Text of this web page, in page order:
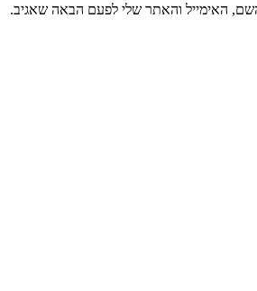
האימייל והאתר שלי לפעם הבאה שאגיב.